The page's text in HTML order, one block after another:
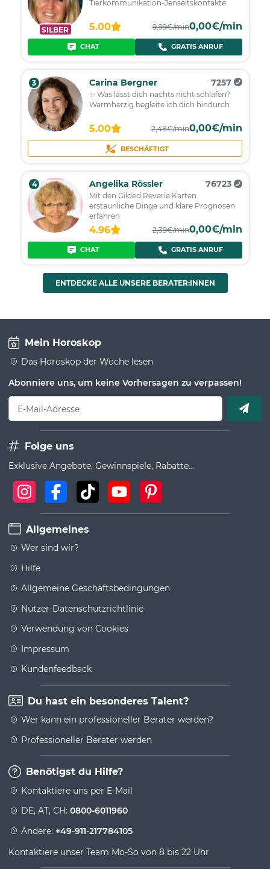
SILBER
Tierkommunikation-Jenseitskontakte
5.00 9,99€/min0,00€/min
CHAT GRATIS ANRUF
3 Carina Bergner 7257
✨ Was lässt dich nachts nicht schlafen?
Warmherzig begleite ich dich hindurch
5.00 2,48€/min0,00€/min
BESCHÄFTIGT
4 Angelika Rössler 76723
Mit den Gilded Reverie Karten
erstaunliche Dinge und klare Prognosen
erfahren
4.96 2,39€/min0,00€/min
CHAT GRATIS ANRUF
ENTDECKE ALLE UNSERE BERATER:INNEN
Mein Horoskop
Das Horoskop der Woche lesen
Abonniere uns, um keine Vorhersagen zu verpassen!
E-Mail-Adresse
Folge uns
Exklusive Angebote, Gewinnspiele, Rabatte...
Allgemeines
Wer sind wir?
Hilfe
Allgemeine Geschäftsbedingungen
Nutzer-Datenschutzrichtlinie
Verwendung von Cookies
Impressum
Kundenfeedback
Du hast ein besonderes Talent?
Wer kann ein professioneller Berater werden?
Professioneller Berater werden
Benötigst du Hilfe?
Kontaktiere uns per E-Mail
DE, AT, CH: 0800-6011960
Andere: +49-911-217784105
Kontaktiere unser Team Mo-So von 8 bis 22 Uhr